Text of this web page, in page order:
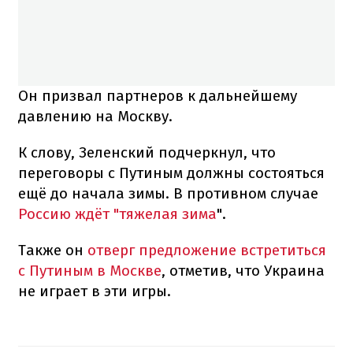
Он призвал партнеров к дальнейшему
давлению на Москву.
К слову, Зеленский подчеркнул, что
переговоры с Путиным должны состояться
ещё до начала зимы. В противном случае
Россию ждёт "тяжелая зима".
Также он отверг предложение встретиться
с Путиным в Москве, отметив, что Украина
не играет в эти игры.